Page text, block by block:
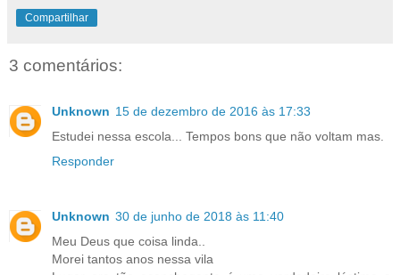
Compartilhar
3 comentários:
Unknown 15 de dezembro de 2016 às 17:33
Estudei nessa escola... Tempos bons que não voltam mas.
Responder
Unknown 30 de junho de 2018 às 11:40
Meu Deus que coisa linda..
Morei tantos anos nessa vila